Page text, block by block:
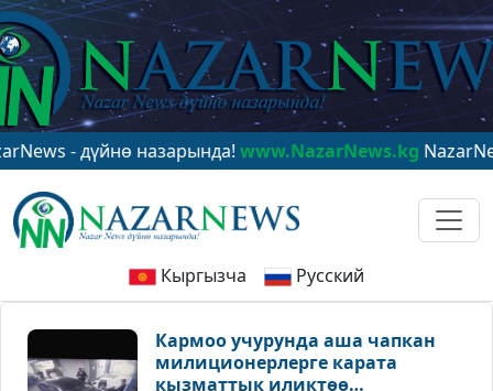
дүйнө назарында!www.NazarNews.kgNazarNews - в
Кыргызча Русский
Кармоо учурунда аша чапкан
милиционерлерге карата
кызматтык иликтөө